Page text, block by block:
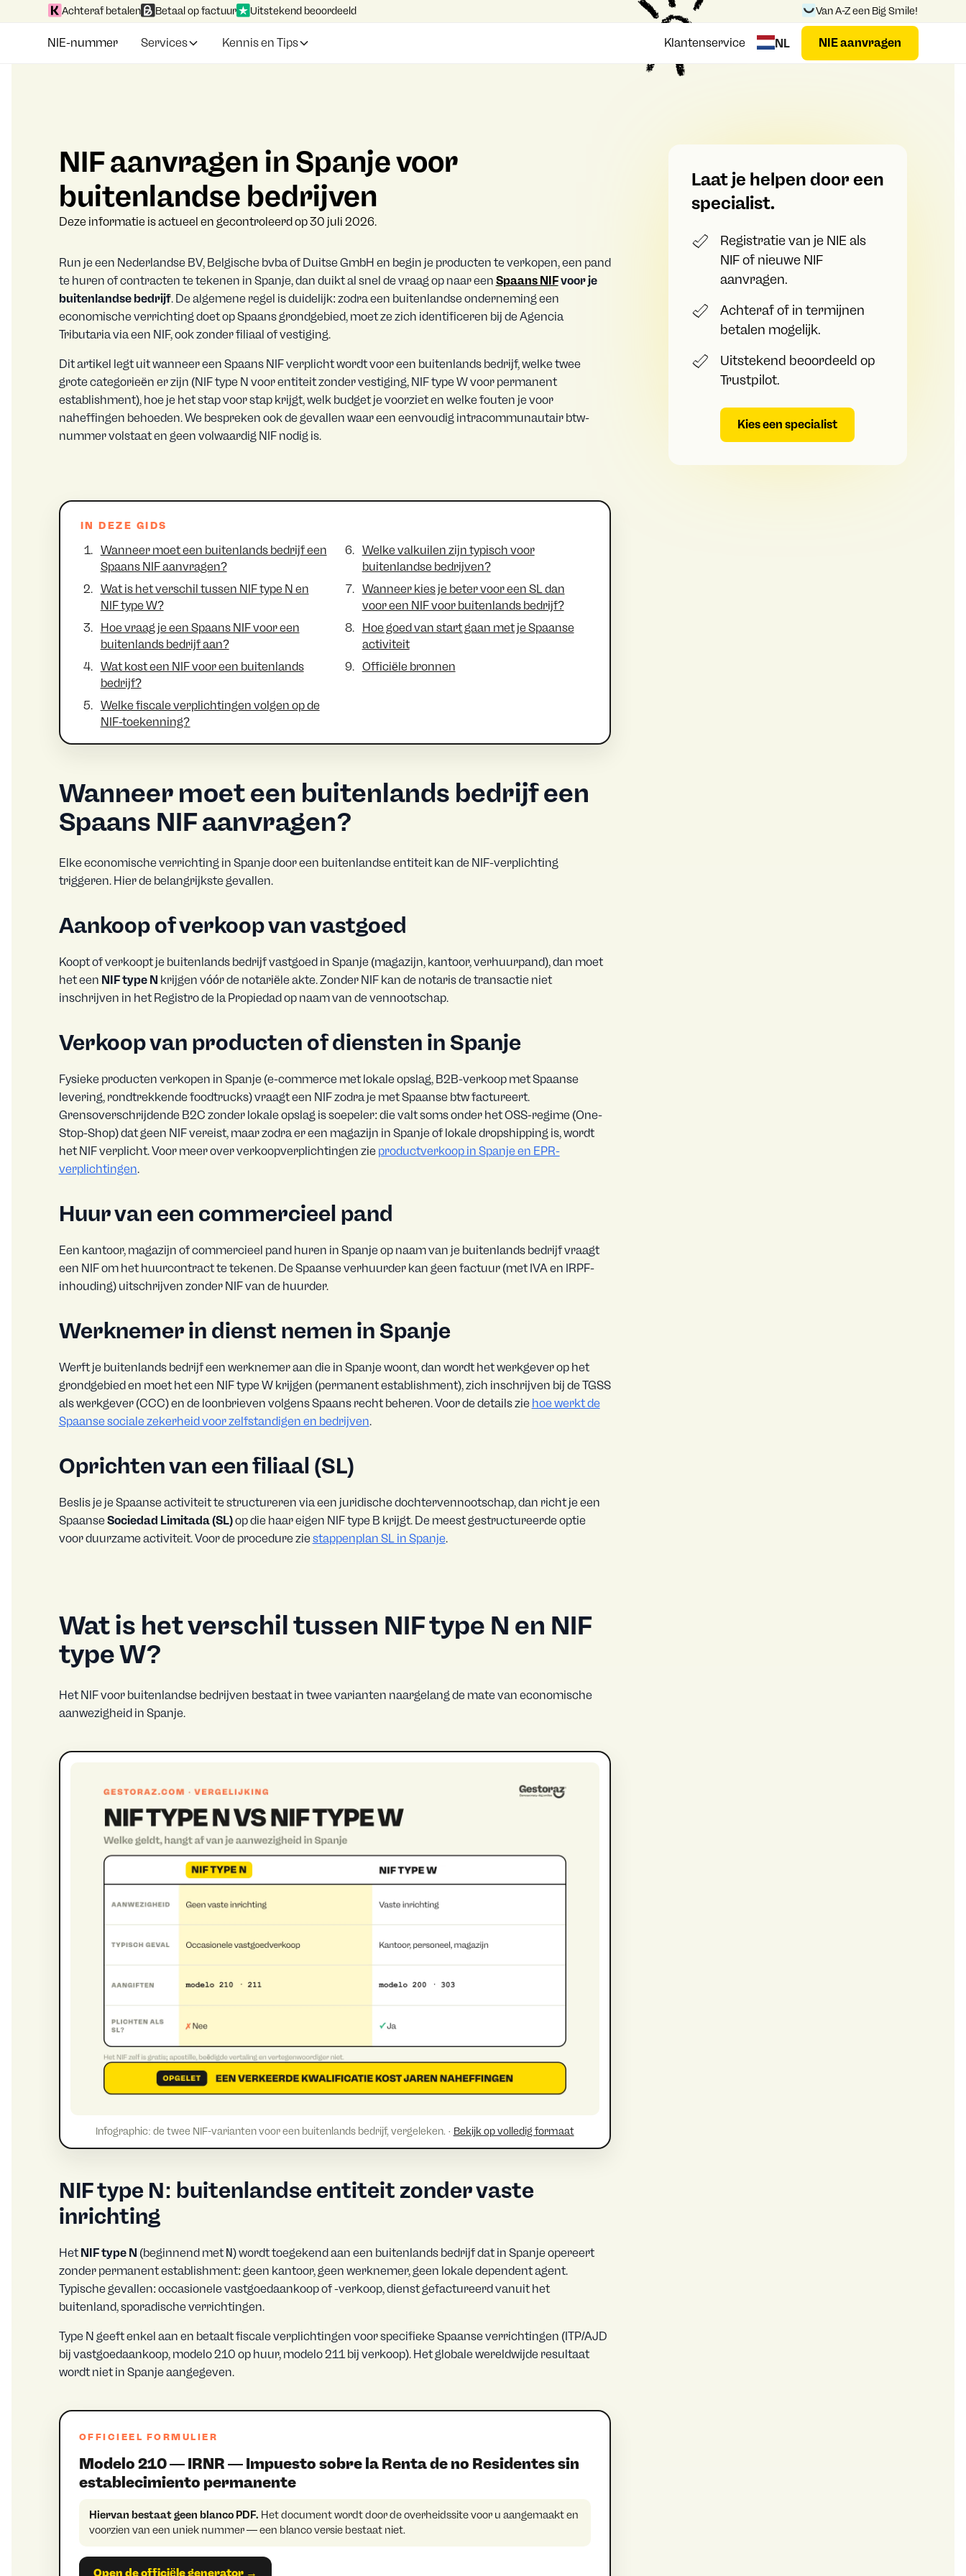
Achteraf betalen Betaal op factuur Uitstekend beoordeeld Van A-Z een Big Smile!
NIE-nummer Services Kennis en Tips Klantenservice NL NIE aanvragen
NIF aanvragen in Spanje voor
buitenlandse bedrijven
Deze informatie is actueel en gecontroleerd op 30 juli 2026.
Run je een Nederlandse BV, Belgische bvba of Duitse GmbH en begin je producten te verkopen, een pand
te huren of contracten te tekenen in Spanje, dan duikt al snel de vraag op naar een Spaans NIFvoor je
buitenlandse bedrijf. De algemene regel is duidelijk: zodra een buitenlandse onderneming een
economische verrichting doet op Spaans grondgebied, moet ze zich identificeren bij de Agencia
Tributaria via een NIF, ook zonder filiaal of vestiging.
Dit artikel legt uit wanneer een Spaans NIF verplicht wordt voor een buitenlands bedrijf, welke twee
grote categorieën er zijn (NIF type N voor entiteit zonder vestiging, NIF type W voor permanent
establishment), hoe je het stap voor stap krijgt, welk budget je voorziet en welke fouten je voor
naheffingen behoeden. We bespreken ook de gevallen waar een eenvoudig intracommunautair btw-
nummer volstaat en geen volwaardig NIF nodig is.
IN DEZE GIDS
Wanneer moet een buitenlands bedrijf een
Spaans NIF aanvragen?
Wat is het verschil tussen NIF type N en
NIF type W?
Hoe vraag je een Spaans NIF voor een
buitenlands bedrijf aan?
Wat kost een NIF voor een buitenlands
bedrijf?
Welke fiscale verplichtingen volgen op de
NIF-toekenning?
Welke valkuilen zijn typisch voor
buitenlandse bedrijven?
Wanneer kies je beter voor een SL dan
voor een NIF voor buitenlands bedrijf?
Hoe goed van start gaan met je Spaanse
activiteit
Officiële bronnen
Wanneer moet een buitenlands bedrijf een
Spaans NIF aanvragen?
Elke economische verrichting in Spanje door een buitenlandse entiteit kan de NIF-verplichting
triggeren. Hier de belangrijkste gevallen.
Aankoop of verkoop van vastgoed
Koopt of verkoopt je buitenlands bedrijf vastgoed in Spanje (magazijn, kantoor, verhuurpand), dan moet
het een NIF type N krijgen vóór de notariële akte. Zonder NIF kan de notaris de transactie niet
inschrijven in het Registro de la Propiedad op naam van de vennootschap.
Verkoop van producten of diensten in Spanje
Fysieke producten verkopen in Spanje (e-commerce met lokale opslag, B2B-verkoop met Spaanse
levering, rondtrekkende foodtrucks) vraagt een NIF zodra je met Spaanse btw factureert.
Grensoverschrijdende B2C zonder lokale opslag is soepeler: die valt soms onder het OSS-regime (One-
Stop-Shop) dat geen NIF vereist, maar zodra er een magazijn in Spanje of lokale dropshipping is, wordt
het NIF verplicht. Voor meer over verkoopverplichtingen zie productverkoop in Spanje en EPR-
verplichtingen.
Huur van een commercieel pand
Een kantoor, magazijn of commercieel pand huren in Spanje op naam van je buitenlands bedrijf vraagt
een NIF om het huurcontract te tekenen. De Spaanse verhuurder kan geen factuur (met IVA en IRPF-
inhouding) uitschrijven zonder NIF van de huurder.
Werknemer in dienst nemen in Spanje
Werft je buitenlands bedrijf een werknemer aan die in Spanje woont, dan wordt het werkgever op het
grondgebied en moet het een NIF type W krijgen (permanent establishment), zich inschrijven bij de TGSS
als werkgever (CCC) en de loonbrieven volgens Spaans recht beheren. Voor de details zie hoe werkt de
Spaanse sociale zekerheid voor zelfstandigen en bedrijven.
Oprichten van een filiaal (SL)
Beslis je je Spaanse activiteit te structureren via een juridische dochtervennootschap, dan richt je een
SpaanseSociedad Limitada (SL)op die haar eigen NIF type B krijgt. De meest gestructureerde optie
voor duurzame activiteit. Voor de procedure ziestappenplan SL in Spanje.
Wat is het verschil tussen NIF type N en NIF
type W?
Het NIF voor buitenlandse bedrijven bestaat in twee varianten naargelang de mate van economische
aanwezigheid in Spanje.
Infographic: de twee NIF-varianten voor een buitenlands bedrijf, vergeleken. · Bekijk op volledig formaat
NIF type N: buitenlandse entiteit zonder vaste
inrichting
Het NIF type N (beginnend met N) wordt toegekend aan een buitenlands bedrijf dat in Spanje opereert
zonder permanent establishment: geen kantoor, geen werknemer, geen lokale dependent agent.
Typische gevallen: occasionele vastgoedaankoop of -verkoop, dienst gefactureerd vanuit het
buitenland, sporadische verrichtingen.
Type N geeft enkel aan en betaalt fiscale verplichtingen voor specifieke Spaanse verrichtingen (ITP/AJD
bij vastgoedaankoop, modelo 210 op huur, modelo 211 bij verkoop). Het globale wereldwijde resultaat
wordt niet in Spanje aangegeven.
OFFICIEEL FORMULIER
Modelo 210 — IRNR — Impuesto sobre la Renta de no Residentes sin
establecimiento permanente
Hiervan bestaat geen blanco PDF. Het document wordt door de overheidssite voor u aangemaakt en
voorzien van een uniek nummer — een blanco versie bestaat niet.
Open de officiële generator →
Laat je helpen door een
specialist.
Registratie van je NIE als
NIF of nieuwe NIF
aanvragen.
Achteraf of in termijnen
betalen mogelijk.
Uitstekend beoordeeld op
Trustpilot.
Kies een specialist